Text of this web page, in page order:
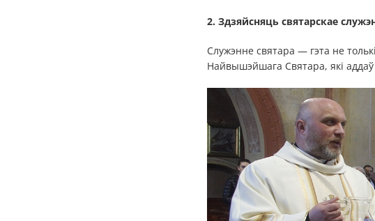
2. Здзяйсняць святарскае
Служэнне святара — гэта не
Найвышэйшага Святара, які